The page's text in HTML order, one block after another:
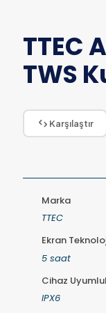
TTEC
TWS
Karşılaştır
Marka
TTEC
Ekran
5 saat
Cihaz
IPX6